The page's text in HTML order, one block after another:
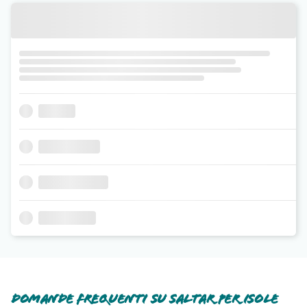
Domande frequenti su Saltar Per Isole